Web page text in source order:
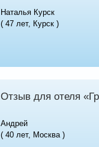
Наталья Курск
( 47 лет, Курск )
Отзыв для отеля
Андрей
( 40 лет, Москва )